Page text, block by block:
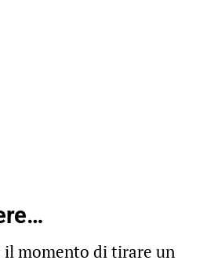
momento di tirare un